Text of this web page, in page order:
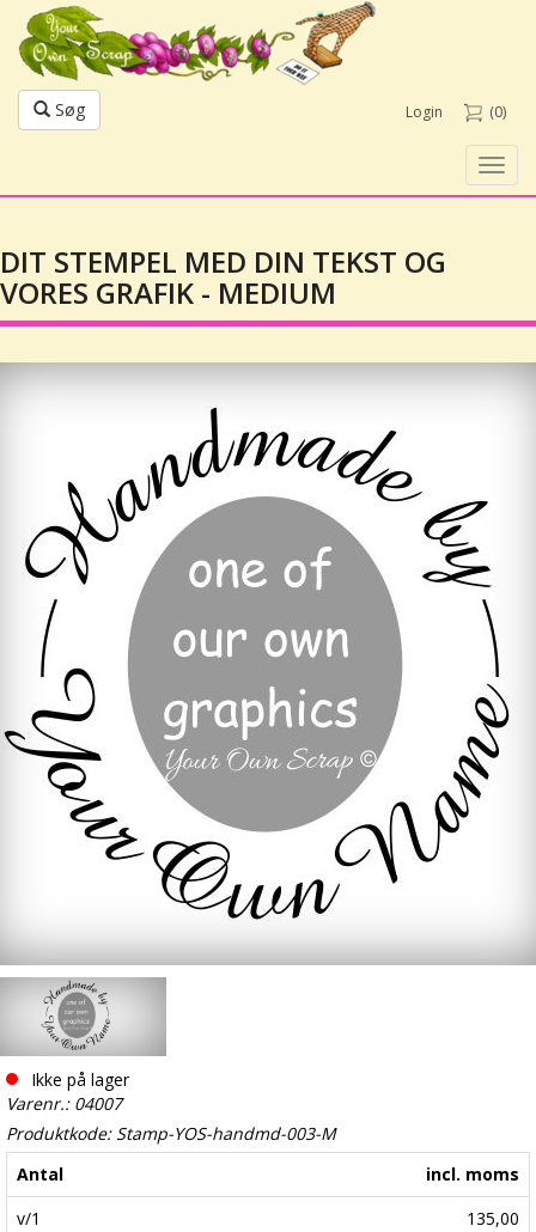
Søg Login (0)
DIT STEMPEL MED DIN TEKST OG
VORES GRAFIK - MEDIUM
Ikke på lager
Varenr.: 04007
Produktkode: Stamp-YOS-handmd-003-M
Antal
incl. moms
v/1
135,00